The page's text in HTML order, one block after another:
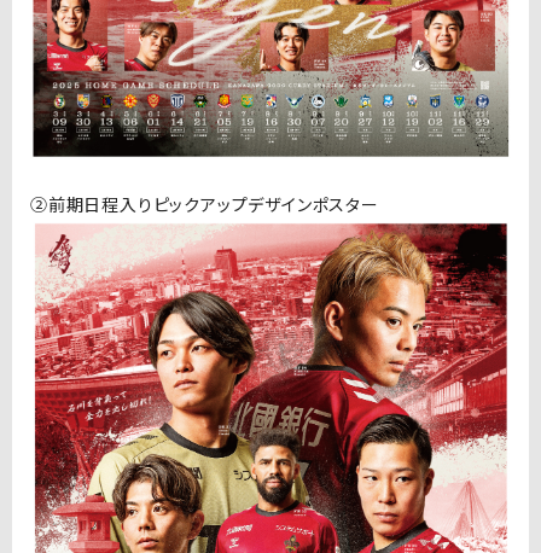
②前期日程入りピックアップデザインポスター